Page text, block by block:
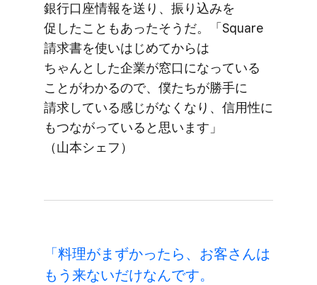
銀行口座情報を​送り、​振り込みを​
促したことも​あった​そうだ。​「Square
請求書を​使い​はじめてからは​
ちゃんとした​企業が​窓口に​なっている​
ことがわかるので、​僕たちが​勝手に​
請求している​感じが​なくなり、​信用性に​
もつながっていると​思います」​
（山本シェフ）
「料理が​まずかったら、​お客さんは​
もう​来ないだけなんです。​